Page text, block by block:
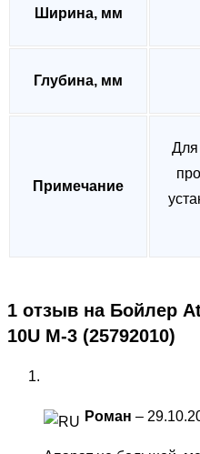
Ширина, мм
Глубина, мм
Примечание
Для
1 отзыв на Бойлер
10U M-3 (25792010)
Роман –